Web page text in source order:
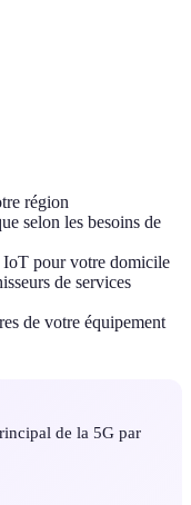
région
selon les besoins de
IoT pour votre domicile
de services
de votre équipement
de la 5G par